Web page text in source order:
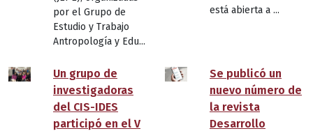
por el Grupo de
Estudio y Trabajo
Antropología y Edu...
está abierta a ...
Un grupo de
investigadoras
del CIS-IDES
participó en el V
Se publicó un
nuevo número de
la revista
Desarrollo